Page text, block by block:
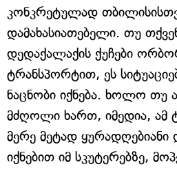
კონკრეტულად
დამახასიათებელი. თუ
დედაქალაქის ქუჩები
ტრანსპორტით, ეს
ნაცნობი იქნება. ხოლო თუ
მძღოლი ხართ, იმედია, ამ
მერე მეტად ყურადღებიანი
იქნებით იმ სკუტერებზე,